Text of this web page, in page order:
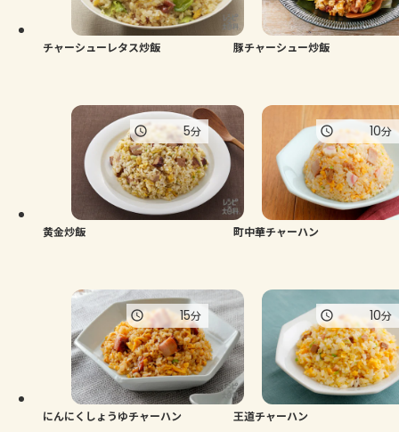
チャーシューレタス炒飯 豚チャーシュー炒飯
黄金炒飯
5分
町中華チャーハン
10分
にんにくしょうゆチャーハン
15分
王道チャーハン
10分